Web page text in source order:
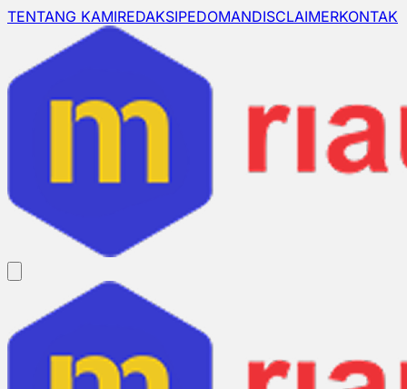
TENTANG KAMIREDAKSIPEDOMANDISCLAIMERKONTAK